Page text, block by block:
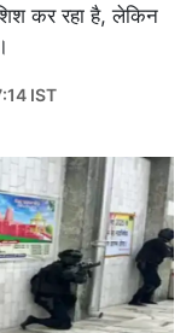
कर रहा है, लेकिन
IST